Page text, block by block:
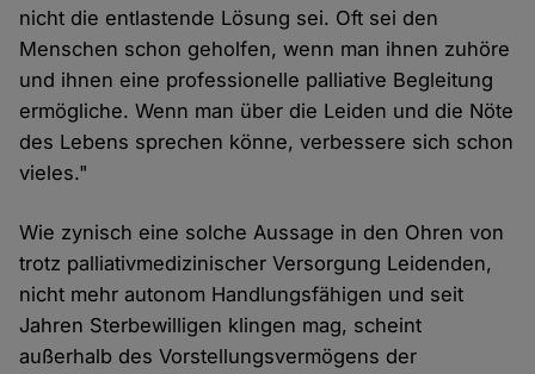
nicht die entlastende Lösung sei. Oft sei den
Menschen schon geholfen, wenn man ihnen zuhöre
und ihnen eine professionelle palliative Begleitung
ermögliche. Wenn man über die Leiden und die Nöte
des Lebens sprechen könne, verbessere sich schon
vieles."
Wie zynisch eine solche Aussage in den Ohren von
trotz palliativmedizinischer Versorgung Leidenden,
nicht mehr autonom Handlungsfähigen und seit
Jahren Sterbewilligen klingen mag, scheint
außerhalb des Vorstellungsvermögens der